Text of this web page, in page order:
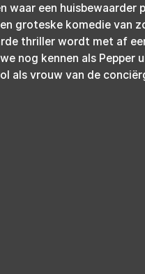
waar een huisbewaarder
groteske komedie van
thriller wordt met af
nog kennen als
als vrouw van de